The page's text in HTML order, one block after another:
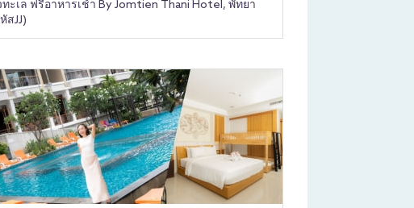
ทะเล ฟรีอาหารเช้า By Jomtien Thani Hotel, พัทยา
สJJ)